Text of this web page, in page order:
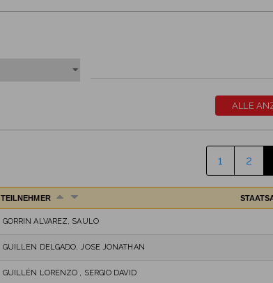
1 2
TEILNEHMER
GORRIN ALVAREZ, SAULO
GUILLEN DELGADO, JOSE JONATHAN
GUILLÉN LORENZO , SERGIO DAVID